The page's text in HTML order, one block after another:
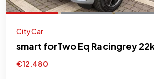
City Car
smart forTwo Eq Racingrey
€12.480